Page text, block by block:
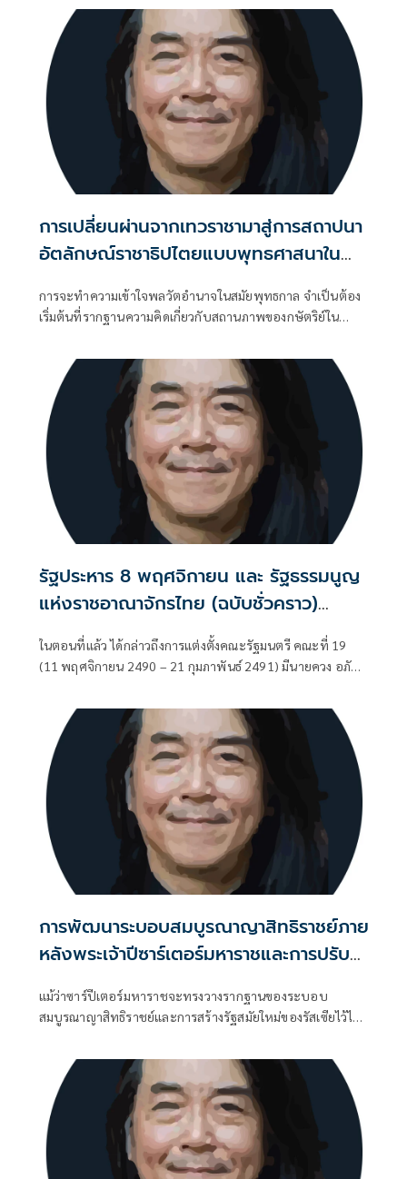
การเปลี่ยนผ่านจากเทวราชามาสู่การสถาปนา
อัตลักษณ์ราชาธิปไตยแบบพุทธศาสนาใน
การจะทำความเข้าใจพลวัตอำนาจในสมัยพุทธกาล จำเป็นต้อง
เริ่มต้นที่รากฐานความคิดเกี่ยวกับสถานภาพของกษัตริย์ใน
รัฐประหาร 8 พฤศจิกายน และ รัฐธรรมนูญ
แห่งราชอาณาจักรไทย (ฉบับชั่วคราว)
พุทธศักราช 2490 (ตอนที่ 16): จอมพล ป.
สาบานว่าทำรัฐประหาร ไม่ได้หวังตำแหน่ง
ในตอนที่แล้ว ได้กล่าวถึงการแต่งตั้งคณะรัฐมนตรี คณะที่ 19
(11 พฤศจิกายน 2490 – 21 กุมภาพันธ์ 2491) มีนายควง อภัย
การพัฒนาระบอบสมบูรณาญาสิทธิราชย์ภาย
หลังพระเจ้าปีซาร์เตอร์มหาราชและการปรับ
ชนชั้นขุนนาง
แม้ว่าซาร์ปีเตอร์มหาราชจะทรงวางรากฐานของระบอบ
สมบูรณาญาสิทธิราชย์และการสร้างรัฐสมัยใหม่ของรัสเซียไว้ได้